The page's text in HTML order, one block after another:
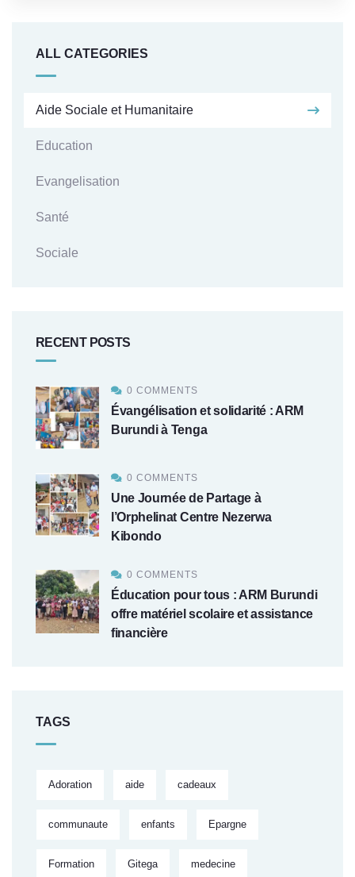
ALL CATEGORIES
Aide Sociale et Humanitaire
Education
Evangelisation
Santé
Sociale
RECENT POSTS
0 COMMENTS
Évangélisation et solidarité : ARM
Burundi à Tenga
0 COMMENTS
Une Journée de Partage à
l’Orphelinat Centre Nezerwa
Kibondo
0 COMMENTS
Éducation pour tous : ARM Burundi
offre matériel scolaire et assistance
financière
TAGS
Adoration aide cadeaux
communaute enfants Epargne
Formation Gitega medecine